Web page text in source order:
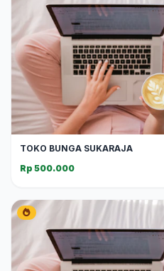
TOKO BUNGA SUKARAJA
Rp 500.000